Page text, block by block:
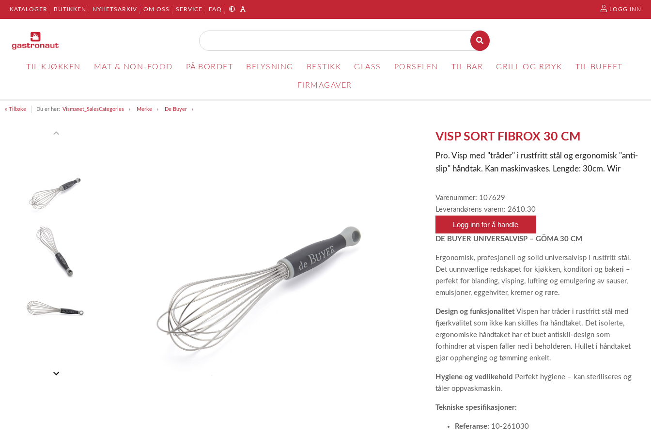
KATALOGER BUTIKKEN NYHETSARKIV OM OSS SERVICE FAQ LOGG INN
TIL KJØKKEN MAT & NON-FOOD PÅ BORDET BELYSNING BESTIKK GLASS PORSELEN TIL BAR GRILL OG RØYK TIL BUFFET
FIRMAGAVER
« Tilbake Du er her: Vismanet_SalesCategories Merke De Buyer
VISP SORT FIBROX 30 CM
Pro. Visp med "tråder" i rustfritt stål og ergonomisk "anti-
slip" håndtak. Kan maskinvaskes. Lengde: 30cm. Wir
Varenummer: 107629
Leverandørens varenr: 2610.30
Logg inn for å handle
DE BUYER UNIVERSALVISP – GÖMA 30 CM
Ergonomisk, profesjonell og solid universalvisp i rustfritt stål.
Det uunnværlige redskapet for kjøkken, konditori og bakeri –
perfekt for blanding, visping, lufting og emulgering av sauser,
emulsjoner, eggehviter, kremer og røre.
Design og funksjonalitet Vispen har tråder i rustfritt stål med
fjærkvalitet som ikke kan skilles fra håndtaket. Det isolerte,
ergonomiske håndtaket har et buet antiskli-design som
forhindrer at vispen faller ned i beholderen. Hullet i håndtaket
gjør opphenging og tømming enkelt.
Hygiene og vedlikehold Perfekt hygiene – kan steriliseres og
tåler oppvaskmaskin.
Tekniske spesifikasjoner:
Referanse: 10-261030